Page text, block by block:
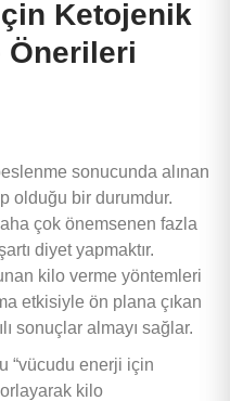
Ketojenik
Önerileri
sonucunda alınan
olduğu bir durumdur.
çok önemsenen fazla
diyet yapmaktır.
kilo verme yöntemleri
etkisiyle ön plana çıkan
sonuçlar almayı sağlar.
“vücudu enerji için
kilo